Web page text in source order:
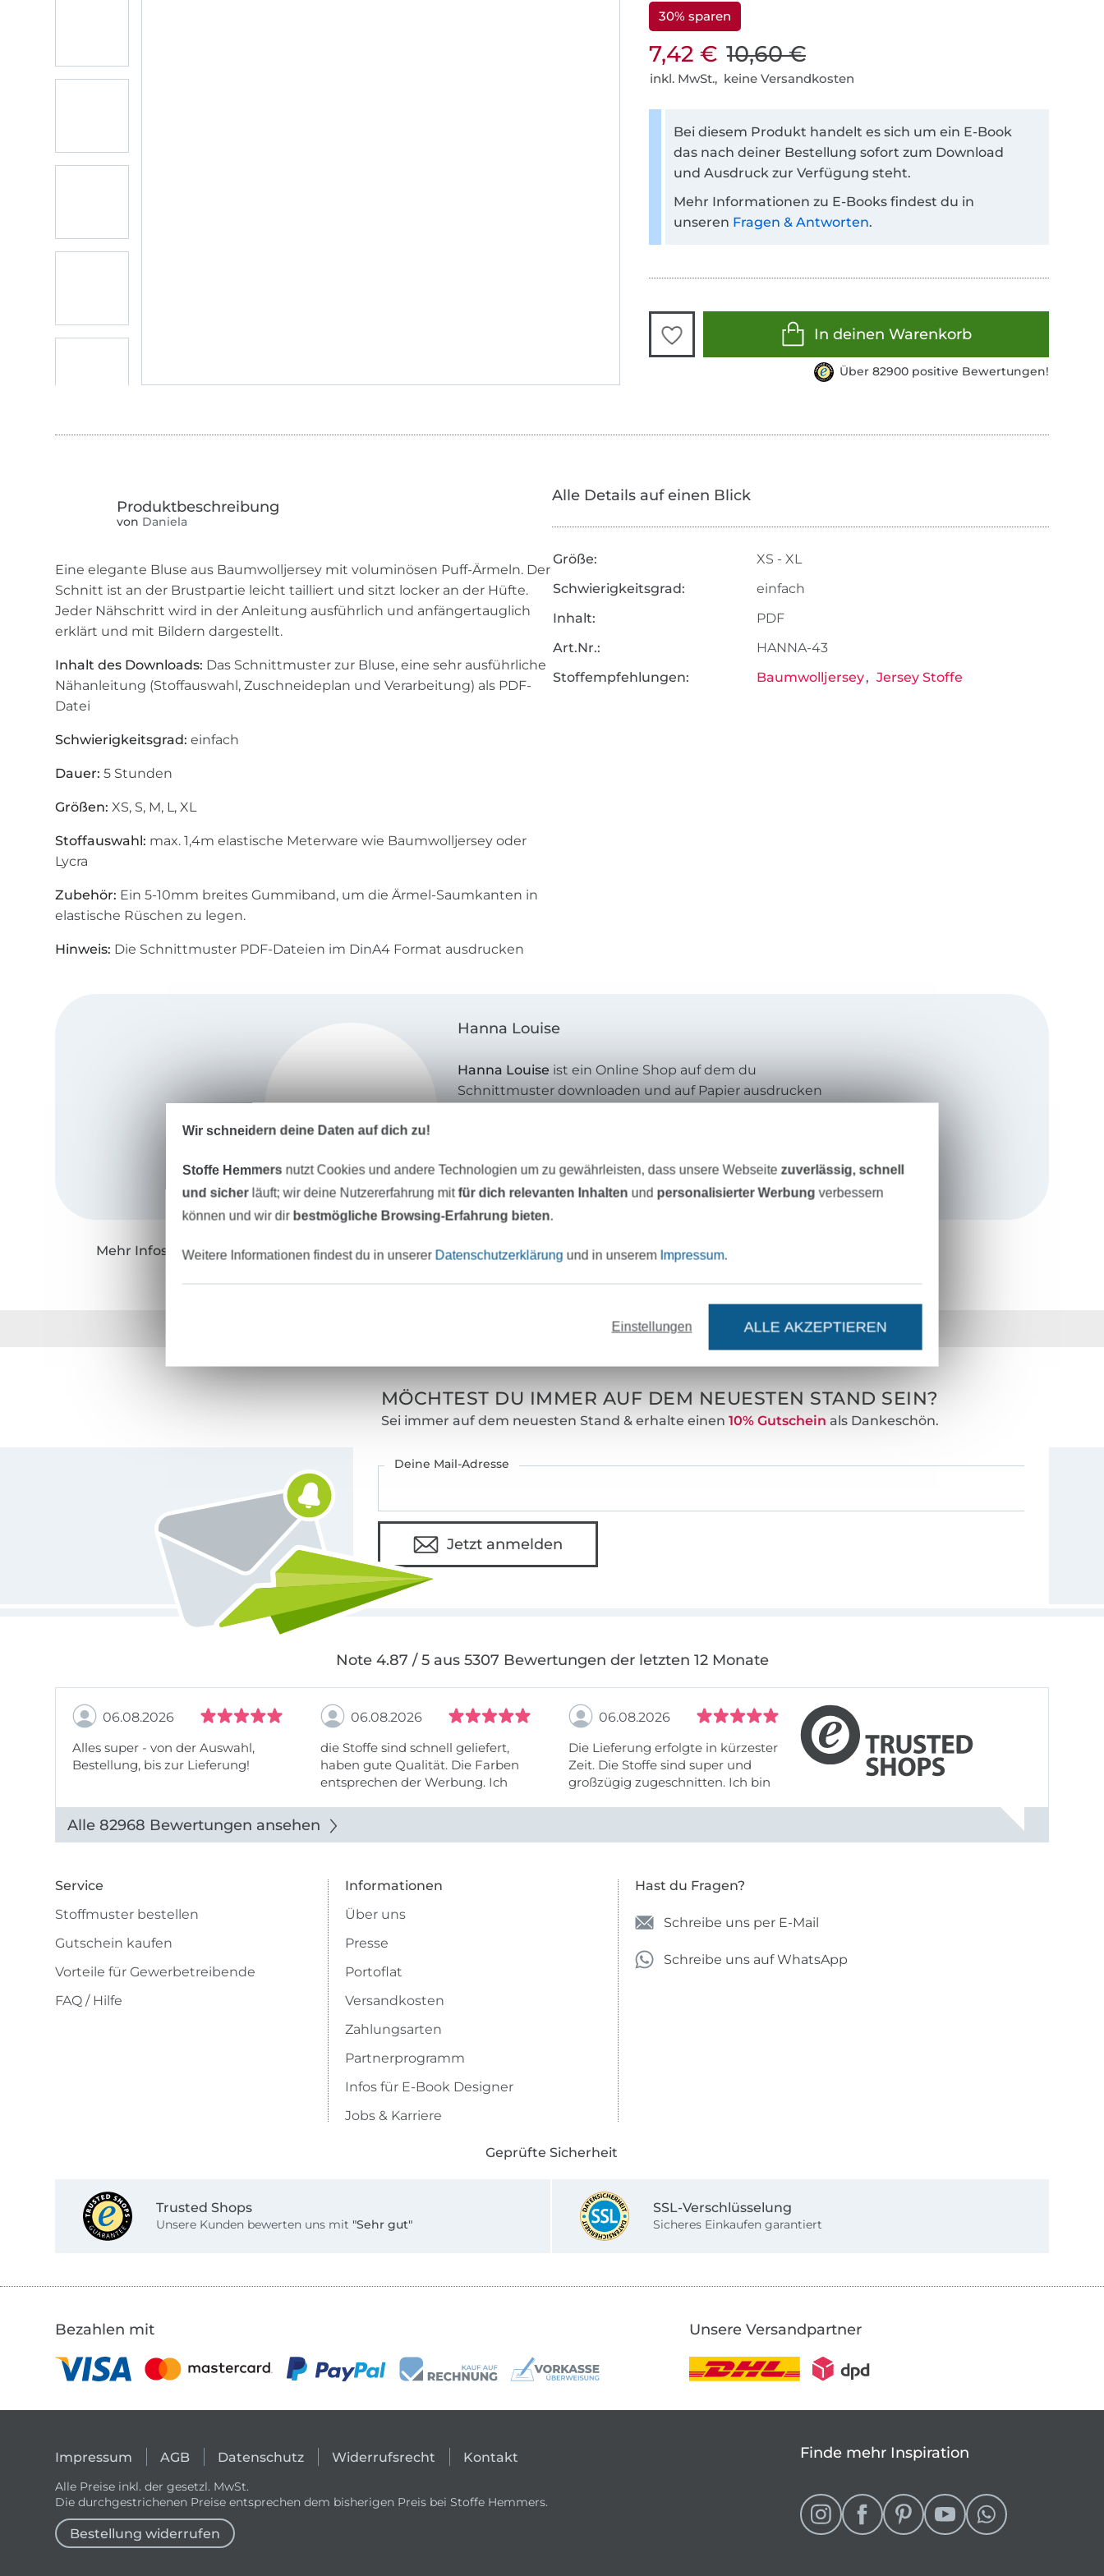
30% sparen
7,42 € 10,60 €
inkl. MwSt., keine Versandkosten
Bei diesem Produkt handelt es sich um ein E-Book
das nach deiner Bestellung sofort zum Download
und Ausdruck zur Verfügung steht.
Mehr Informationen zu E-Books findest du in
unseren Fragen & Antworten.
In deinen Warenkorb
Über 82900 positive Bewertungen!
von Daniela
Eine elegante Bluse aus Baumwolljersey mit voluminösen Puff-Ärmeln. Der
Schnitt ist an der Brustpartie leicht tailliert und sitzt locker an der Hüfte.
Jeder Nähschritt wird in der Anleitung ausführlich und anfängertauglich
erklärt und mit Bildern dargestellt.
Inhalt des Downloads: Das Schnittmuster zur Bluse, eine sehr ausführliche
Nähanleitung (Stoffauswahl, Zuschneideplan und Verarbeitung) als PDF-
Datei
Schwierigkeitsgrad: einfach
Dauer: 5 Stunden
Größen: XS, S, M, L, XL
Stoffauswahl: max. 1,4m elastische Meterware wie Baumwolljersey oder
Lycra
Zubehör: Ein 5-10mm breites Gummiband, um die Ärmel-Saumkanten in
elastische Rüschen zu legen.
Hinweis: Die Schnittmuster PDF-Dateien im DinA4 Format ausdrucken
Alle Details auf einen Blick
Größe:
XS - XL
Schwierigkeitsgrad:
einfach
Inhalt:
PDF
Art.Nr.:
HANNA-43
Stoffempfehlungen:
Baumwolljersey Jersey Stoffe
Hanna Louise
Hanna Louise ist ein Online Shop auf dem du
Schnittmuster downloaden und auf Papier ausdrucken
eine einfache und unkomplizierte Darstellung.
Mit der beilegenden Anleitung können selbst Anfänger
Mehr Infos zu "Hanna Louise"
Über 80000 zufriedene Kunden 36 Jahre Erfahrung
MÖCHTEST DU IMMER AUF DEM NEUESTEN STAND SEIN?
Sei immer auf dem neuesten Stand & erhalte einen 10% Gutschein als Dankeschön.
Deine Mail-Adresse
Jetzt anmelden
Note 4.87 / 5 aus 5307 Bewertungen der letzten 12 Monate
06.08.2026
Alles super - von der Auswahl,
Bestellung, bis zur Lieferung!
06.08.2026
die Stoffe sind schnell geliefert,
haben gute Qualität. Die Farben
entsprechen der Werbung. Ich
auch die Firma empfehlen.
06.08.2026
Die Lieferung erfolgte in kürzester
Zeit. Die Stoffe sind super und
großzügig zugeschnitten. Ich bin
Alle 82968 Bewertungen ansehen
Service
Stoffmuster bestellen
Gutschein kaufen
Vorteile für Gewerbetreibende
FAQ / Hilfe
Informationen
Über uns
Presse
Portoflat
Versandkosten
Zahlungsarten
Partnerprogramm
Infos für E-Book Designer
Jobs & Karriere
Hast du Fragen?
Schreibe uns per E-Mail
Schreibe uns auf WhatsApp
Geprüfte Sicherheit
Trusted Shops
Unsere Kunden bewerten uns mit "Sehr gut"
SSL-Verschlüsselung
Sicheres Einkaufen garantiert
Bezahlen mit Unsere Versandpartner
Impressum AGB Datenschutz Widerrufsrecht Kontakt
Alle Preise inkl. der gesetzl. MwSt.
Die durchgestrichenen Preise entsprechen dem bisherigen Preis bei Stoffe Hemmers.
Bestellung widerrufen
Finde mehr Inspiration
Wir schneidern deine Daten auf dich zu!
Stoffe Hemmers nutzt Cookies und andere Technologien um zu gewährleisten, dass unsere Webseitezuverlässig, schnell
und sicherläuft; wir deine Nutzererfahrung mitfür dich relevanten Inhalten und personalisierter Werbung verbessern
können und wir dir bestmögliche Browsing-Erfahrung bieten.
Weitere Informationen findest du in unserer Datenschutzerklärung und in unserem Impressum.
Einstellungen ALLE AKZEPTIEREN